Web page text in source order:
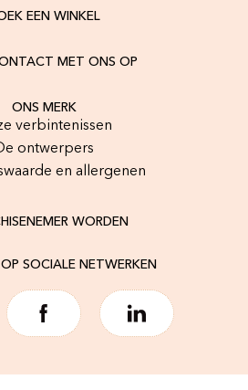
EEN WINKEL
MET ONS OP
ONS MERK
verbintenissen
ontwerpers
en allergenen
WORDEN
SOCIALE NETWERKEN